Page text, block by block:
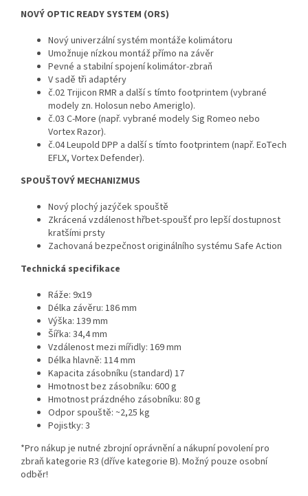
NOVÝ OPTIC READY SYSTEM (ORS)
Nový univerzální systém montáže kolimátoru
Umožnuje nízkou montáž přímo na závěr
Pevné a stabilní spojení kolimátor-zbraň
V sadě tři adaptéry
č.02 Trijicon RMR a další s tímto footprintem (vybrané
modely zn. Holosun nebo Ameriglo).
č.03 C-More (např. vybrané modely Sig Romeo nebo
Vortex Razor).
č.04 Leupold DPP a další s tímto footprintem (např. EoTech
EFLX, Vortex Defender).
SPOUŠTOVÝ MECHANIZMUS
Nový plochý jazýček spouště
Zkrácená vzdálenost hřbet-spoušť pro lepší dostupnost
kratšími prsty
Zachovaná bezpečnost originálního systému Safe Action
Technická specifikace
Ráže: 9x19
Délka závěru: 186 mm
Výška: 139 mm
Šířka: 34,4 mm
Vzdálenost mezi mířidly: 169 mm
Délka hlavně: 114 mm
Kapacita zásobníku (standard) 17
Hmotnost bez zásobníku: 600 g
Hmotnost prázdného zásobníku: 80 g
Odpor spouště: ~2,25 kg
Pojistky: 3
*Pro nákup je nutné zbrojní oprávnění a nákupní povolení pro
zbraň kategorie R3 (dříve kategorie B). Možný pouze osobní
odběr!